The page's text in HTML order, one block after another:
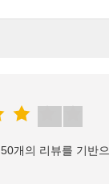
개의 리뷰를 기반으